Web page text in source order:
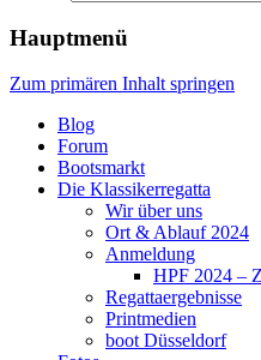
Hauptmenü
Zum primären Inhalt springen
Blog
Forum
Bootsmarkt
Die Klassikerregatta
Wir über uns
Ort & Ablauf 2024
Anmeldung
HPF 2024 –
Regattaergebnisse
Printmedien
boot Düsseldorf